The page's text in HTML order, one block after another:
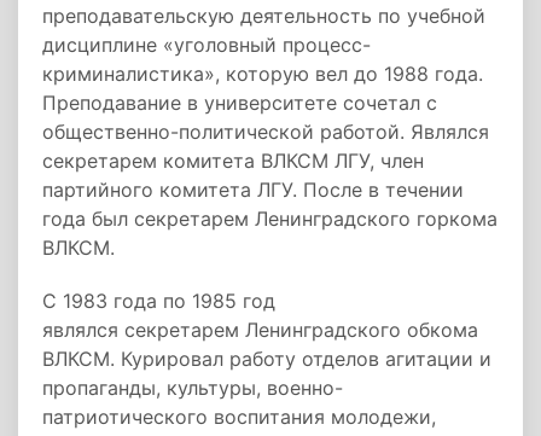
преподавательскую деятельность по учебной
дисциплине «уголовный процесс-
криминалистика», которую вел до 1988 года.
Преподавание в университете сочетал с
общественно-политической работой. Являлся
секретарем комитета ВЛКСМ ЛГУ, член
партийного комитета ЛГУ. После в течении
года был секретарем Ленинградского горкома
ВЛКСМ.
С 1983 года по 1985 год
являлся секретарем Ленинградского обкома
ВЛКСМ. Курировал работу отделов агитации и
пропаганды, культуры, военно-
патриотического воспитания молодежи,